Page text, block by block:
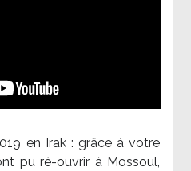
en Irak : grâce à votre
pu ré-ouvrir à Mossoul,